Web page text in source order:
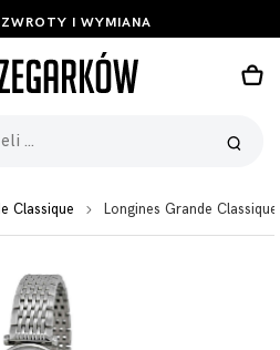
I WYMIANA
Classique Longines Grande